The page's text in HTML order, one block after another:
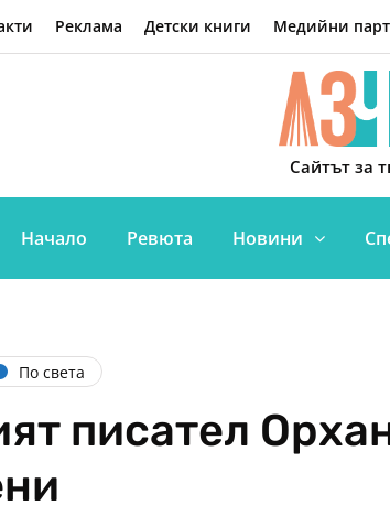
Реклама Детски книги Медийни
Сайтът за
Начало Ревюта Новини
По света
писател